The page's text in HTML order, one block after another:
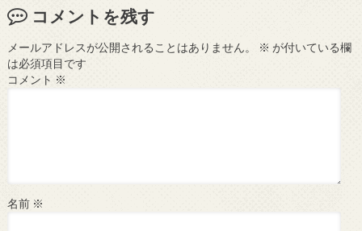
コメントを残す
メールアドレスが公開されることはありません。 ※ が付いている欄
は必須項目です
コメント ※
名前 ※